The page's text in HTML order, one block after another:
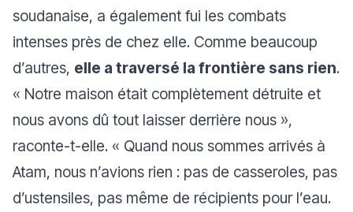
soudanaise, a également fui les combats
intenses près de chez elle. Comme beaucoup
d’autres, elle a traversé la frontière sans rien.
« Notre maison était complètement détruite et
nous avons dû tout laisser derrière nous »,
raconte-t-elle. « Quand nous sommes arrivés à
Atam, nous n’avions rien : pas de casseroles, pas
d’ustensiles, pas même de récipients pour l’eau.